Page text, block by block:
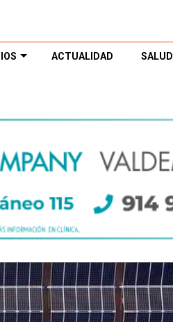
ACTUALIDAD SALUD